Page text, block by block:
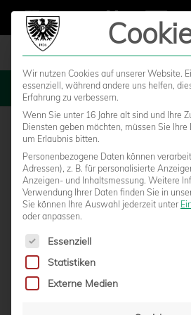
MENU
FAVORITENROLLE LIEGT AM
Wir nutzen Cookies auf unserer Website.
essenziell, während andere uns helfen,
Erfahrung zu verbessern.
Wenn Sie unter 16 Jahre alt sind und Ihre
Diensten geben möchten, müssen Sie
um Erlaubnis bitten.
Personenbezogene Daten können
Adressen), z. B. für personalisierte
Anzeigen- und Inhaltsmessung. Weitere
Verwendung Ihrer Daten finden Sie in
Sie können Ihre Auswahl jederzeit unter
oder anpassen.
Es folgt eine Liste der Service-
Essenziell
Statistiken
Externe Medien